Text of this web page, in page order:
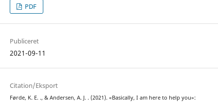
PDF
Publiceret
2021-09-11
Citation/Eksport
Førde, K. E. ., & Andersen, A. J. . (2021). «Basically, I am here to help you»: